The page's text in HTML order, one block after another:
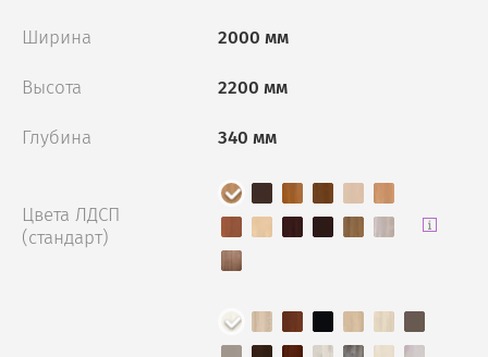
Ширина 2000 мм
Высота 2200 мм
Глубина 340 мм
Цвета ЛДСП
(стандарт)